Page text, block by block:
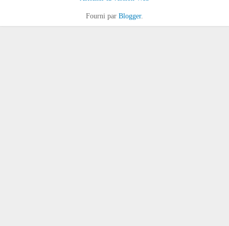
Fourni par Blogger.